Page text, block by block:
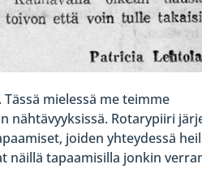
mielessä me teimme
nähtävyyksissä. Rotarypiiri
joiden yhteydessä
näillä tapaamisilla jonkin